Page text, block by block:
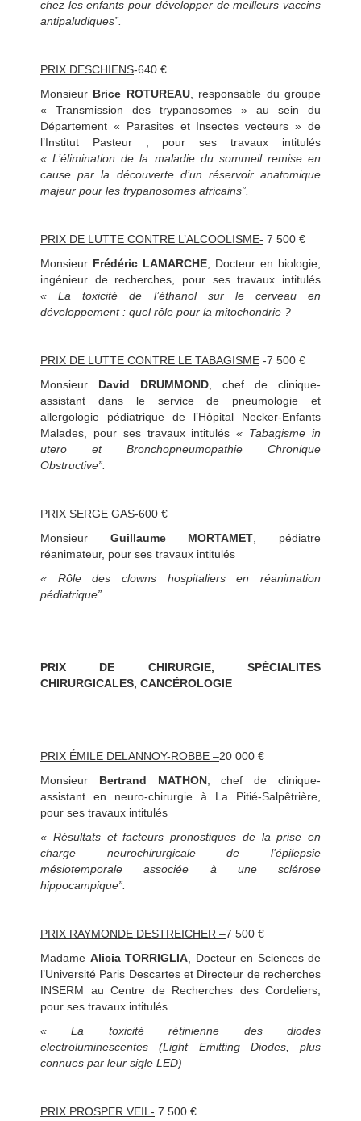
chez les enfants pour développer de meilleurs vaccins
antipaludiques”.
PRIX DESCHIENS-640 €
Monsieur Brice ROTUREAU, responsable du groupe
« Transmission des trypanosomes » au sein du
Département « Parasites et Insectes vecteurs » de
l’Institut Pasteur , pour ses travaux intitulés
« L’élimination de la maladie du sommeil remise en
cause par la découverte d’un réservoir anatomique
majeur pour les trypanosomes africains”.
PRIX DE LUTTE CONTRE L’ALCOOLISME- 7 500 €
Monsieur Frédéric LAMARCHE , Docteur en biologie,
ingénieur de recherches, pour ses travaux intitulés
« La toxicité de l’éthanol sur le cerveau en
développement : quel rôle pour la mitochondrie ?
PRIX DE LUTTE CONTRE LE TABAGISME -7 500 €
Monsieur David DRUMMOND , chef de clinique-
assistant dans le service de pneumologie et
allergologie pédiatrique de l’Hôpital Necker-Enfants
Malades, pour ses travaux intitulés« Tabagisme in
utero et Bronchopneumopathie Chronique
Obstructive”.
PRIX SERGE GAS-600 €
Monsieur Guillaume MORTAMET , pédiatre
réanimateur, pour ses travaux intitulés
« Rôle des clowns hospitaliers en réanimation
pédiatrique”.
PRIX DE CHIRURGIE, SPÉCIALITES
CHIRURGICALES, CANCÉROLOGIE
PRIX ÉMILE DELANNOY-ROBBE –20 000 €
Monsieur Bertrand MATHON, chef de clinique-
assistant en neuro-chirurgie à La Pitié-Salpêtrière,
pour ses travaux intitulés
« Résultats et facteurs pronostiques de la prise en
charge neurochirurgicale de l’épilepsie
mésiotemporale associée à une sclérose
hippocampique”.
PRIX RAYMONDE DESTREICHER –7 500 €
Madame Alicia TORRIGLIA , Docteur en Sciences de
l’Université Paris Descartes et Directeur de recherches
INSERM au Centre de Recherches des Cordeliers,
pour ses travaux intitulés
« La toxicité rétinienne des diodes
electroluminescentes (Light Emitting Diodes, plus
connues par leur sigle LED)
PRIX PROSPER VEIL- 7 500 €